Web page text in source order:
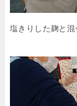
塩きりした麹と混